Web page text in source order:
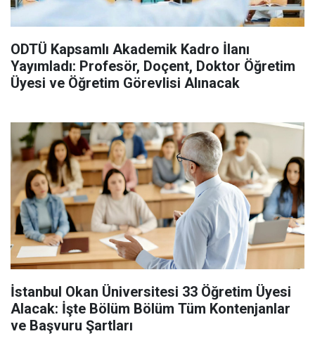
ODTÜ Kapsamlı Akademik Kadro İlanı
Yayımladı: Profesör, Doçent, Doktor Öğretim
Üyesi ve Öğretim Görevlisi Alınacak
İstanbul Okan Üniversitesi 33 Öğretim Üyesi
Alacak: İşte Bölüm Bölüm Tüm Kontenjanlar
ve Başvuru Şartları